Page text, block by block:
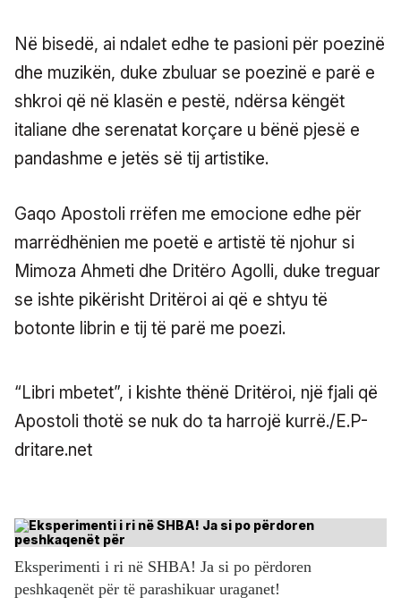
Në bisedë, ai ndalet edhe te pasioni për poezinë
dhe muzikën, duke zbuluar se poezinë e parë e
shkroi që në klasën e pestë, ndërsa këngët
italiane dhe serenatat korçare u bënë pjesë e
pandashme e jetës së tij artistike.
Gaqo Apostoli rrëfen me emocione edhe për
marrëdhënien me poetë e artistë të njohur si
Mimoza Ahmeti dhe Dritëro Agolli, duke treguar
se ishte pikërisht Dritëroi ai që e shtyu të
botonte librin e tij të parë me poezi.
“Libri mbetet”, i kishte thënë Dritëroi, një fjali që
Apostoli thotë se nuk do ta harrojë kurrë./E.P-
dritare.net
Eksperimenti i ri në SHBA! Ja si po përdoren
peshkaqenët për të parashikuar uraganet!